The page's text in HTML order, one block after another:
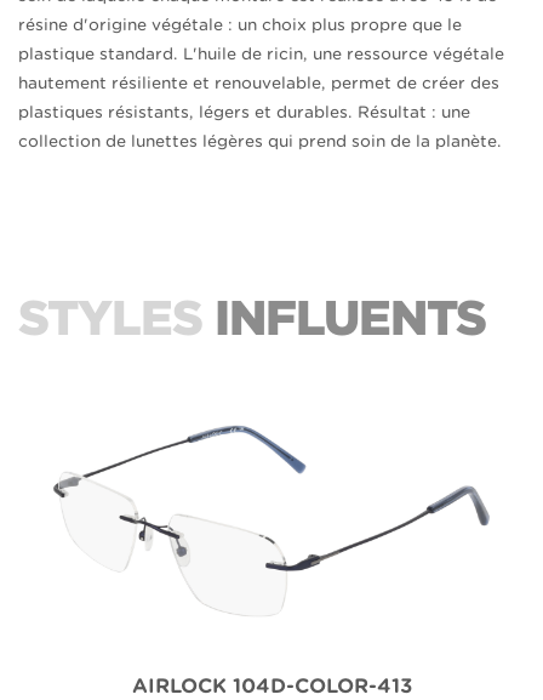
résine d'origine végétale : un choix plus propre que le
plastique standard. L'huile de ricin, une ressource végétale
hautement résiliente et renouvelable, permet de créer des
plastiques résistants, légers et durables. Résultat : une
collection de lunettes légères qui prend soin de la planète.
STYLES INFLUENTS
AIRLOCK 104D-COLOR-413